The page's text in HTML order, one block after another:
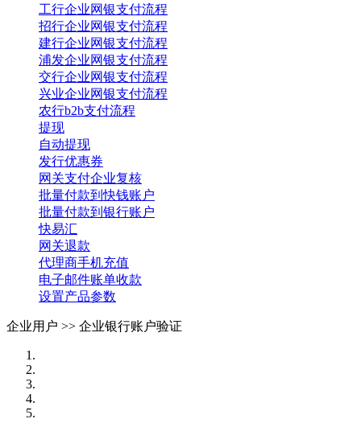
工行企业网银支付流程
招行企业网银支付流程
建行企业网银支付流程
浦发企业网银支付流程
交行企业网银支付流程
兴业企业网银支付流程
农行b2b支付流程
提现
自动提现
发行优惠券
网关支付企业复核
批量付款到快钱账户
批量付款到银行账户
快易汇
网关退款
代理商手机充值
电子邮件账单收款
设置产品参数
企业用户 >> 企业银行账户验证